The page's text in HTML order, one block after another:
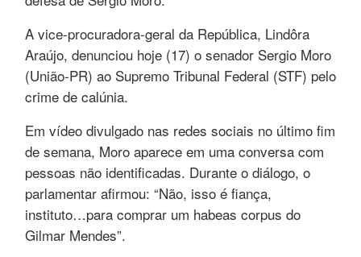
A vice-procuradora-geral da República, Lindôra
Araújo, denunciou hoje (17) o senador Sergio Moro
(União-PR) ao Supremo Tribunal Federal (STF) pelo
crime de calúnia.
Em vídeo divulgado nas redes sociais no último fim
de semana, Moro aparece em uma conversa com
pessoas não identificadas. Durante o diálogo, o
parlamentar afirmou: “Não, isso é fiança,
instituto…para comprar um habeas corpus do
Gilmar Mendes”.